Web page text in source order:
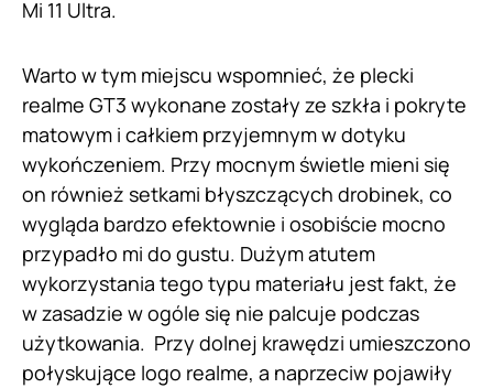
Mi 11 Ultra.
Warto w tym miejscu wspomnieć, że plecki
realme GT3 wykonane zostały ze szkła i pokryte
matowym i całkiem przyjemnym w dotyku
wykończeniem. Przy mocnym świetle mieni się
on również setkami błyszczących drobinek, co
wygląda bardzo efektownie i osobiście mocno
przypadło mi do gustu. Dużym atutem
wykorzystania tego typu materiału jest fakt, że
w zasadzie w ogóle się nie palcuje podczas
użytkowania. Przy dolnej krawędzi umieszczono
połyskujące logo realme, a naprzeciw pojawiły